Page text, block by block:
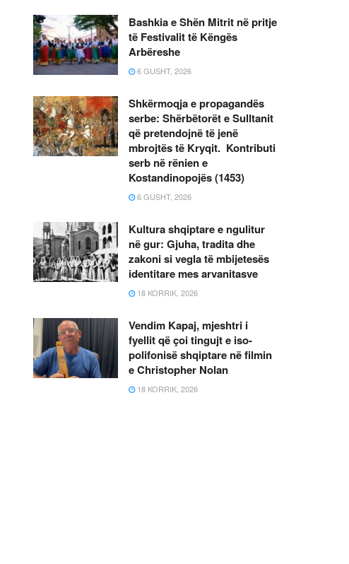
Bashkia e Shën Mitrit në pritje
të Festivalit të Këngës
Arbëreshe
6 GUSHT, 2026
Shkërmoqja e propagandës
serbe: Shërbëtorët e Sulltanit
që pretendojnë të jenë
mbrojtës të Kryqit. Kontributi
serb në rënien e
Kostandinopojës (1453)
6 GUSHT, 2026
Kultura shqiptare e ngulitur
në gur: Gjuha, tradita dhe
zakoni si vegla të mbijetesës
identitare mes arvanitasve
18 KORRIK, 2026
Vendim Kapaj, mjeshtri i
fyellit që çoi tingujt e iso-
polifonisë shqiptare në filmin
e Christopher Nolan
18 KORRIK, 2026